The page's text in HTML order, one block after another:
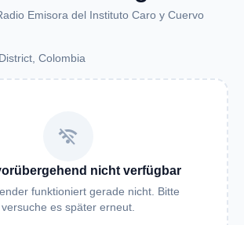
Emisora del Instituto Caro y Cuervo
Colombia
wifi_off
nicht verfügbar
funktioniert gerade nicht. Bitte
versuche es später erneut.